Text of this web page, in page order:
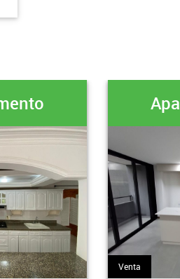
Apartamento
Venta